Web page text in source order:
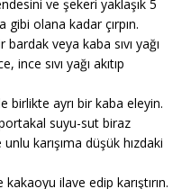
ve şekeri yaklaşık 5
gibi olana kadar çırpın.
veya kaba sıvı yağı
sıvı yağı akıtıp
birlikte ayrı bir kaba eleyin.
suyu-sut biraz
karışıma düşük hızdaki
kakaoyu ilave edip karıştırın.